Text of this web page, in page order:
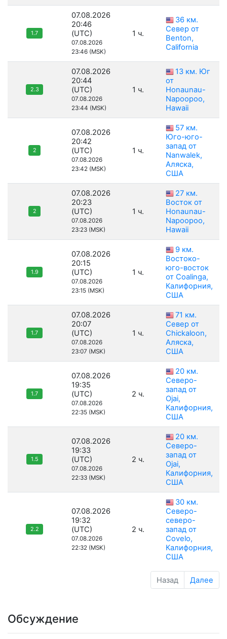
1.7
07.08.2026
20:46
(UTC)
07.08.2026
23:46 (MSK)
1 ч.
36 км.
Север от
Benton,
California
2.3
07.08.2026
20:44
(UTC)
07.08.2026
23:44 (MSK)
1 ч.
13 км. Юг
от
Honaunau-
Napoopoo,
Hawaii
2
07.08.2026
20:42
(UTC)
07.08.2026
23:42 (MSK)
1 ч.
57 км.
Юго-юго-
запад от
Nanwalek,
Аляска,
США
2
07.08.2026
20:23
(UTC)
07.08.2026
23:23 (MSK)
1 ч.
27 км.
Восток от
Honaunau-
Napoopoo,
Hawaii
1.9
07.08.2026
20:15
(UTC)
07.08.2026
23:15 (MSK)
1 ч.
9 км.
Востоко-
юго-восток
от Coalinga,
Калифорния,
США
1.7
07.08.2026
20:07
(UTC)
07.08.2026
23:07 (MSK)
1 ч.
71 км.
Север от
Chickaloon,
Аляска,
США
1.7
07.08.2026
19:35
(UTC)
07.08.2026
22:35 (MSK)
2 ч.
20 км.
Северо-
запад от
Ojai,
Калифорния,
США
1.5
07.08.2026
19:33
(UTC)
07.08.2026
22:33 (MSK)
2 ч.
20 км.
Северо-
запад от
Ojai,
Калифорния,
США
2.2
07.08.2026
19:32
(UTC)
07.08.2026
22:32 (MSK)
2 ч.
30 км.
Северо-
северо-
запад от
Covelo,
Калифорния,
США
Назад Далее
Обсуждение